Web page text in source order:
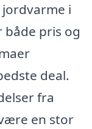
i
både pris og
deal.
fra
en stor